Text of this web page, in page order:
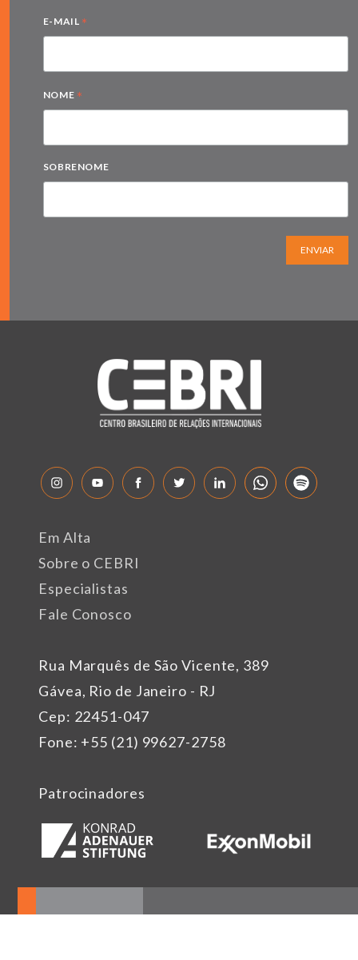
E-MAIL *
NOME *
SOBRENOME
ENVIAR
Rua Marquês de São Vicente, 389
Gávea, Rio de Janeiro - RJ
Cep: 22451-047
Fone: +55 (21) 99627-2758
Em Alta
Sobre o CEBRI
Especialistas
Fale Conosco
Patrocinadores